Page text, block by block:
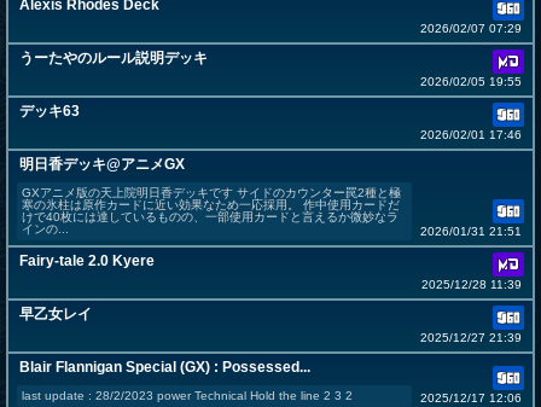
Alexis Rhodes Deck
2026/02/07 07:29
うーたやのルール説明デッキ
2026/02/05 19:55
デッキ63
2026/02/01 17:46
明日香デッキ@アニメGX
GXアニメ版の天上院明日香デッキです サイドのカウンター罠2種と極
寒の氷柱は原作カードに近い効果なため一応採用。 作中使用カードだ
けで40枚には達しているものの、一部使用カードと言えるか微妙なラ
インの...
2026/01/31 21:51
Fairy-tale 2.0 Kyere
2025/12/28 11:39
早乙女レイ
2025/12/27 21:39
Blair Flannigan Special (GX) : Possessed...
last update : 28/2/2023 power Technical Hold the line 2 3 2 2025/12/17 12:06